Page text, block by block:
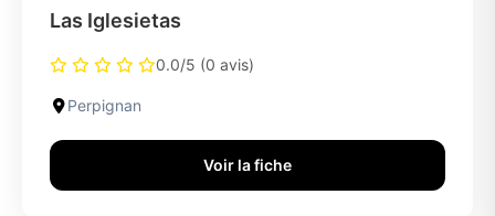
Las Iglesietas
0.0/5 (0 avis)
Perpignan
Voir la fiche